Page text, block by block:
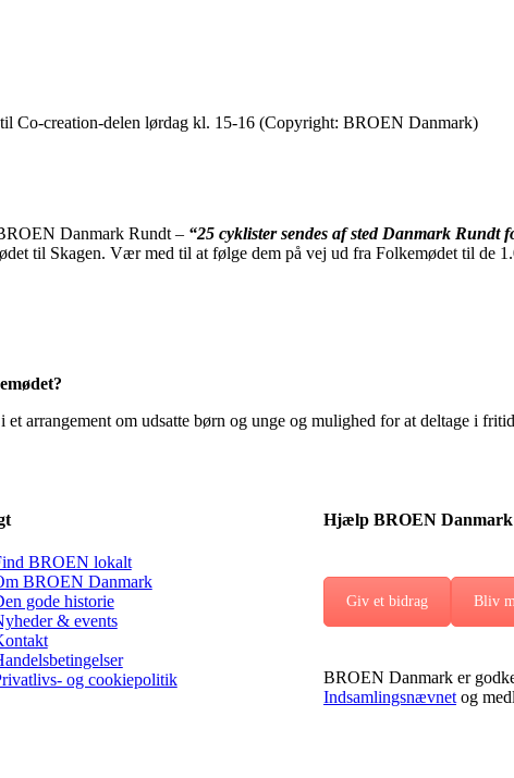
Co-creation-delen lørdag kl. 15-16 (Copyright: BROEN Danmark)
Danmark Rundt – “25 cyklister sendes af sted Danmark Rundt
til Skagen. Vær med til at følge dem på vej ud fra Folkemødet til de
om udsatte børn og unge og mulighed for at deltage i
BROEN lokalt
BROEN Danmark
gode historie
& events
og cookiepolitik
Hjælp BROEN Danmark
Giv et bidrag Bliv
BROEN Danmark er
Indsamlingsnævnet og